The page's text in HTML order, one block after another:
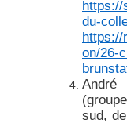
https://
du-
https://
on/26-
André
sud,